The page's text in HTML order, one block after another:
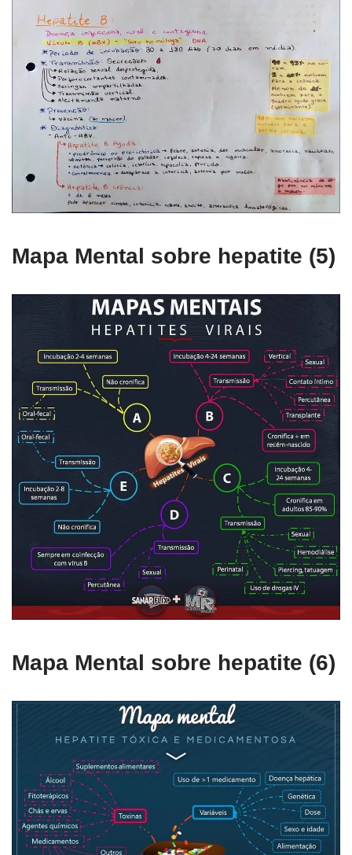
Mapa Mental sobre hepatite (5)
Mapa Mental sobre hepatite (6)